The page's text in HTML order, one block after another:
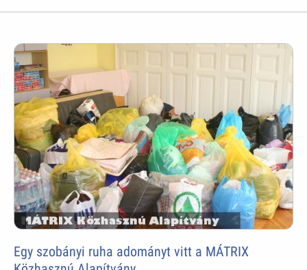
Egy szobányi ruha adományt vitt a MÁTRIX